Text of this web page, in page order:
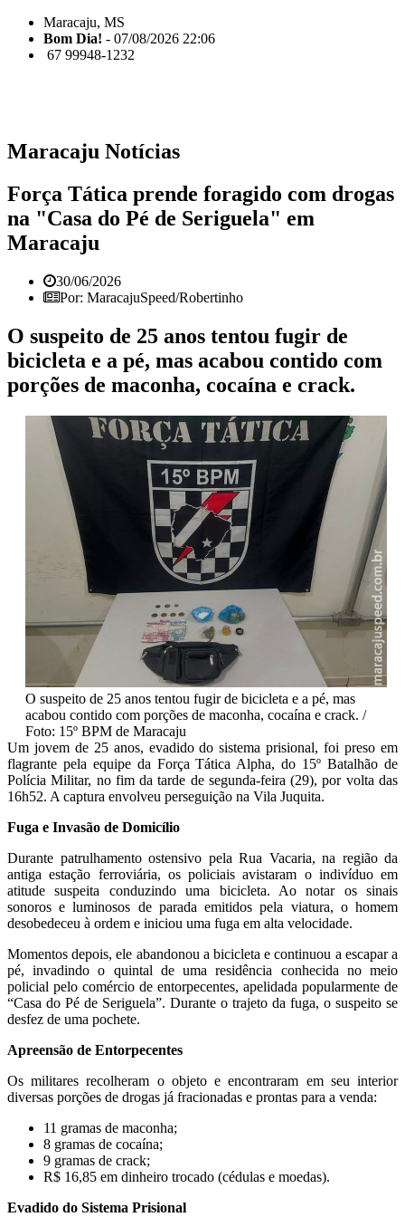
Maracaju, MS
Bom Dia! - 07/08/2026 22:06
67 99948-1232
Maracaju Notícias
Força Tática prende foragido com drogas
na "Casa do Pé de Seriguela" em
Maracaju
30/06/2026
Por: MaracajuSpeed/Robertinho
O suspeito de 25 anos tentou fugir de
bicicleta e a pé, mas acabou contido com
porções de maconha, cocaína e crack.
O suspeito de 25 anos tentou fugir de bicicleta e a pé, mas
acabou contido com porções de maconha, cocaína e crack. /
Foto: 15º BPM de Maracaju
Um jovem de 25 anos, evadido do sistema prisional, foi preso em
flagrante pela equipe da Força Tática Alpha, do 15º Batalhão de
Polícia Militar, no fim da tarde de segunda-feira (29), por volta das
16h52. A captura envolveu perseguição na Vila Juquita.
Fuga e Invasão de Domicílio
Durante patrulhamento ostensivo pela Rua Vacaria, na região da
antiga estação ferroviária, os policiais avistaram o indivíduo em
atitude suspeita conduzindo uma bicicleta. Ao notar os sinais
sonoros e luminosos de parada emitidos pela viatura, o homem
desobedeceu à ordem e iniciou uma fuga em alta velocidade.
Momentos depois, ele abandonou a bicicleta e continuou a escapar a
pé, invadindo o quintal de uma residência conhecida no meio
policial pelo comércio de entorpecentes, apelidada popularmente de
“Casa do Pé de Seriguela”. Durante o trajeto da fuga, o suspeito se
desfez de uma pochete.
Apreensão de Entorpecentes
Os militares recolheram o objeto e encontraram em seu interior
diversas porções de drogas já fracionadas e prontas para a venda:
11 gramas de maconha;
8 gramas de cocaína;
9 gramas de crack;
R$ 16,85 em dinheiro trocado (cédulas e moedas).
Evadido do Sistema Prisional